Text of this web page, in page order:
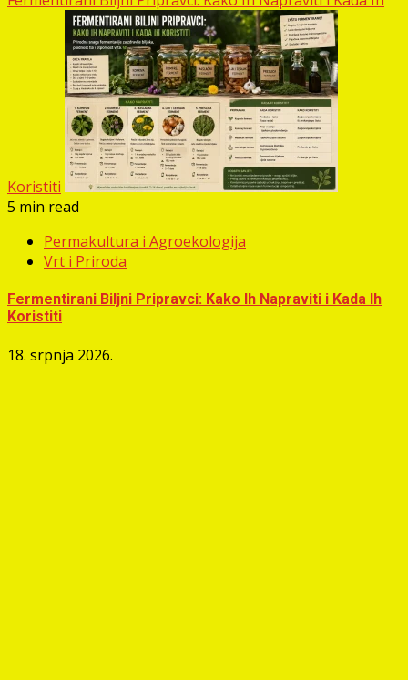
Koristiti
5 min read
Permakultura i Agroekologija
Vrt i Priroda
Fermentirani Biljni Pripravci: Kako Ih Napraviti i Kada Ih
Koristiti
18. srpnja 2026.